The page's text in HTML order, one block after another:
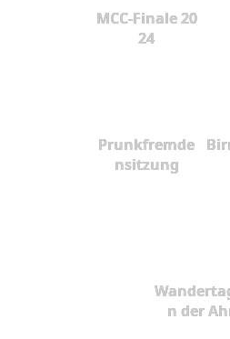
MCC-Finale 20
24
Prunkfremde
nsitzung
n der